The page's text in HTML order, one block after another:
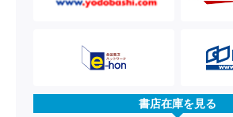
書店在庫を見る